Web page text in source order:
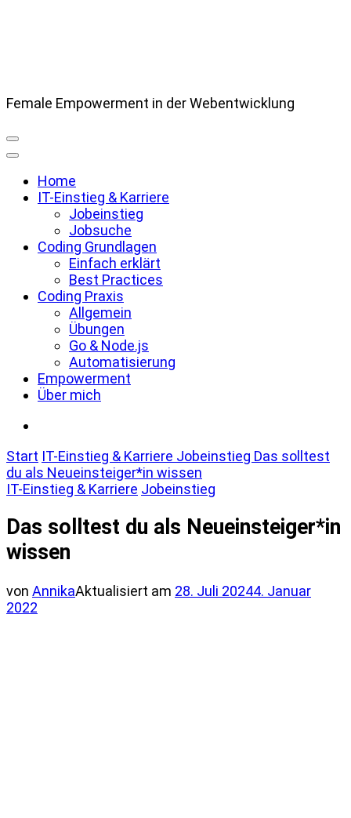
Female Empowerment in der Webentwicklung
Home
IT-Einstieg & Karriere
Jobeinstieg
Jobsuche
Coding Grundlagen
Einfach erklärt
Best Practices
Coding Praxis
Allgemein
Übungen
Go & Node.js
Automatisierung
Empowerment
Über mich
Start IT-Einstieg & Karriere Jobeinstieg Das solltest
du als Neueinsteiger*in wissen
IT-Einstieg & Karriere Jobeinstieg
Das solltest du als Neueinsteiger*in
wissen
von AnnikaAktualisiert am 28. Juli 20244. Januar
2022